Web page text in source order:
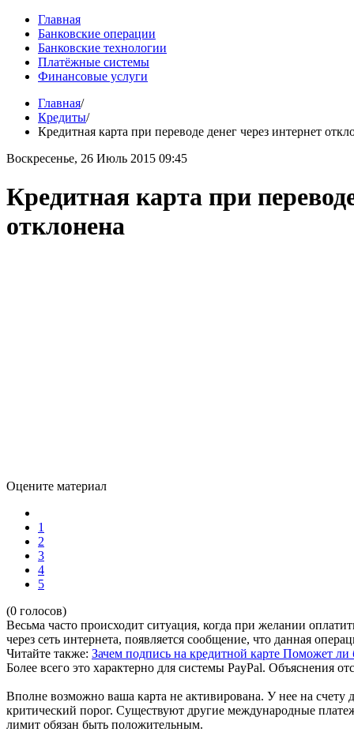
Главная
Банковские операции
Банковские технологии
Платёжные системы
Финансовые услуги
Главная/
Кредиты/
Кредитная карта при переводе денег через интернет
Воскресенье, 26 Июль 2015 09:45
Кредитная карта при
отклонена
Оцените материал
1
2
3
4
5
(0 голосов)
Весьма часто происходит ситуация, когда при желании
через сеть интернета, появляется сообщение, что данная
Читайте также: Зачем подпись на кредитной карте Поможет ли
Более всего это характерно для системы PayPal. Объяснения
Вполне возможно ваша карта не активирована. У нее на
критический порог. Существуют другие международные
лимит обязан быть положительным.